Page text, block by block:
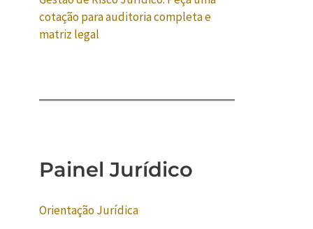
cotação para auditoria completa e
matriz legal
Painel Jurídico
Orientação Jurídica